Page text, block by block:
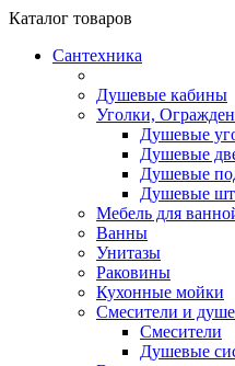
Каталог товаров
Сантехника
Душевые кабины
Уголки,
Душевые
Душевые
Душевые
Душевые
Мебель для
Ванны
Унитазы
Раковины
Кухонные мойки
Смесители и
Смесители
Душевые